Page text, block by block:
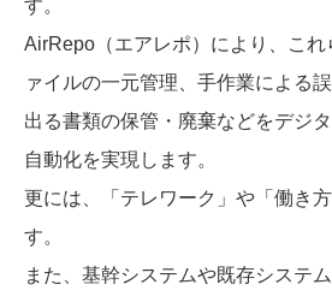
す。
AirRepo（エアレポ）により、これ
ァイルの一元管理、手作業による
出る書類の保管・廃棄などをデジ
自動化を実現します。
更には、「テレワーク」や「働き
す。
また、基幹システムや既存システ